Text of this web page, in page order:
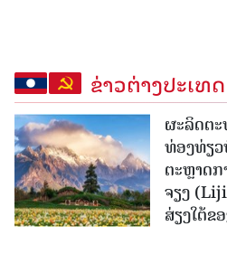
ຂ່າວຕ່າງປະເທດ
ຜະລິດຕ
ທ່ອງທ່ຽ
ຕະຫຼາດ
ຈຽງ
ສ່ຽງໃຕ້ຂ